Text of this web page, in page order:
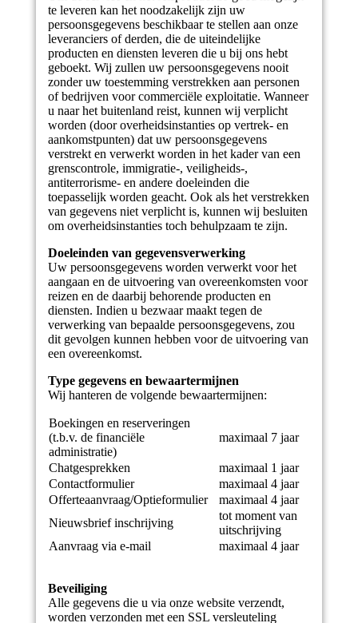
te leveren kan het noodzakelijk zijn uw
persoonsgegevens beschikbaar te stellen aan onze
leveranciers of derden, die de uiteindelijke
producten en diensten leveren die u bij ons hebt
geboekt. Wij zullen uw persoonsgegevens nooit
zonder uw toestemming verstrekken aan personen
of bedrijven voor commerciële exploitatie. Wanneer
u naar het buitenland reist, kunnen wij verplicht
worden (door overheidsinstanties op vertrek- en
aankomstpunten) dat uw persoonsgegevens
verstrekt en verwerkt worden in het kader van een
grenscontrole, immigratie-, veiligheids-,
antiterrorisme- en andere doeleinden die
toepasselijk worden geacht. Ook als het verstrekken
van gegevens niet verplicht is, kunnen wij besluiten
om overheidsinstanties toch behulpzaam te zijn.
Doeleinden van gegevensverwerking
Uw persoonsgegevens worden verwerkt voor het
aangaan en de uitvoering van overeenkomsten voor
reizen en de daarbij behorende producten en
diensten. Indien u bezwaar maakt tegen de
verwerking van bepaalde persoonsgegevens, zou
dit gevolgen kunnen hebben voor de uitvoering van
een overeenkomst.
Type gegevens en bewaartermijnen
Wij hanteren de volgende bewaartermijnen:
Boekingen en reserveringen
(t.b.v. de financiële
administratie)
maximaal 7 jaar
Chatgesprekken
maximaal 1 jaar
Contactformulier
maximaal 4 jaar
Offerteaanvraag/Optieformulier
maximaal 4 jaar
Nieuwsbrief inschrijving
tot moment van
uitschrijving
Aanvraag via e-mail
maximaal 4 jaar
Beveiliging
Alle gegevens die u via onze website verzendt,
worden verzonden met een SSL versleuteling